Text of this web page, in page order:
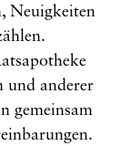
Neuigkeiten
und anderer
gemeinsam